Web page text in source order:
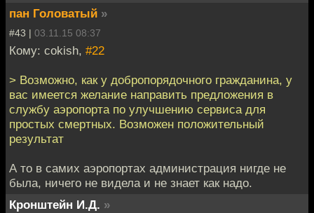
пан Головатый »
#43 | 03.11.15 08:37
Кому: cokish, #22
> Возможно, как у добропорядочного гражданина, у
вас имеется желание направить предложения в
службу аэропорта по улучшению сервиса для
простых смертных. Возможен положительный
результат
А то в самих аэропортах администрация нигде не
была, ничего не видела и не знает как надо.
Кронштейн И.Д. »